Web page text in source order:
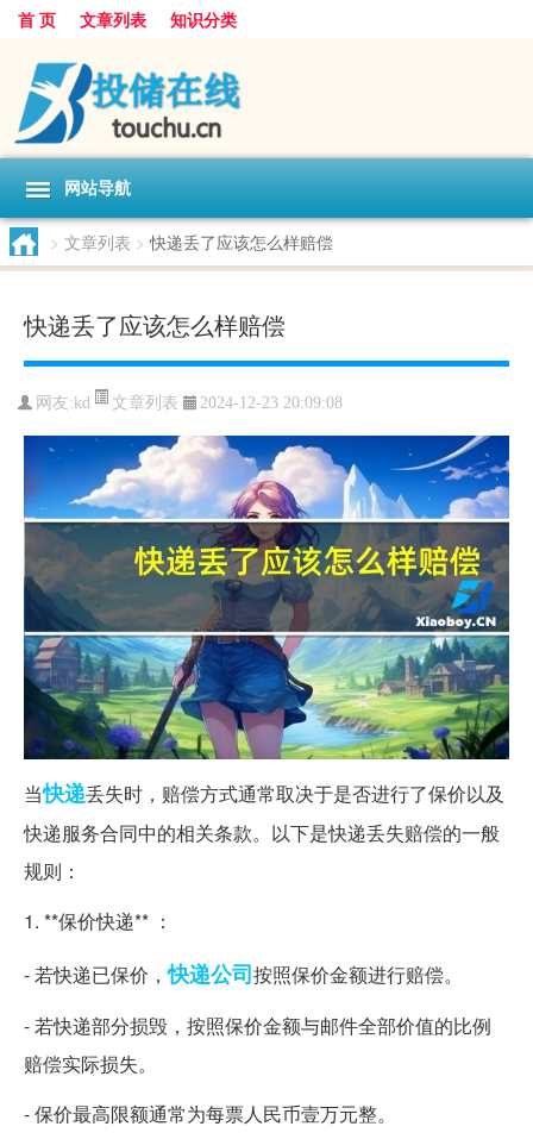
首 页 文章列表 知识分类
网站导航
> 文章列表 > 快递丢了应该怎么样赔偿
快递丢了应该怎么样赔偿
网友: kd 文章列表 2024-12-23 20:09:08
当快递丢失时，赔偿方式通常取决于是否进行了保价以及
快递服务合同中的相关条款。以下是快递丢失赔偿的一般
规则：
1. **保价快递** ：
- 若快递已保价，快递公司按照保价金额进行赔偿。
- 若快递部分损毁，按照保价金额与邮件全部价值的比例
赔偿实际损失。
- 保价最高限额通常为每票人民币壹万元整。